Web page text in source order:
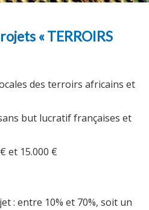
« TERROIRS
des terroirs africains et
but lucratif françaises et
et 15.000 €
: entre 10% et 70%, soit un